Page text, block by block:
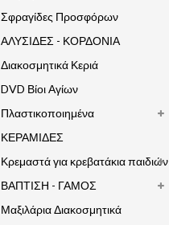
Σφραγίδες Προσφόρων
ΑΛΥΣΙΔΕΣ - ΚΟΡΔΟΝΙΑ
Διακοσμητικά Κεριά
DVD Βίοι Αγίων
Πλαστικοποιημένα
ΚΕΡΑΜΙΔΕΣ
Κρεμαστά για κρεβατάκια παιδιών
ΒΑΠΤΙΣΗ - ΓΑΜΟΣ
Μαξιλάρια Διακοσμητικά